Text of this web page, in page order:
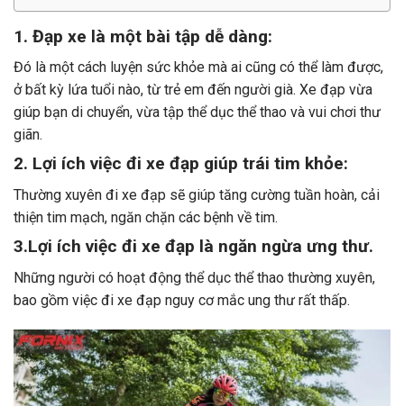
1. Đạp xe là một bài tập dễ dàng:
Đó là một cách luyện sức khỏe mà ai cũng có thể làm được,
ở bất kỳ lứa tuổi nào, từ trẻ em đến người già. Xe đạp vừa
giúp bạn di chuyển, vừa tập thể dục thể thao và vui chơi thư
giãn.
2. Lợi ích việc đi xe đạp giúp trái tim khỏe:
Thường xuyên đi xe đạp sẽ giúp tăng cường tuần hoàn, cải
thiện tim mạch, ngăn chặn các bệnh về tim.
3.Lợi ích việc đi xe đạp là ngăn ngừa ưng thư.
Những người có hoạt động thể dục thể thao thường xuyên,
bao gồm việc đi xe đạp nguy cơ mắc ung thư rất thấp.